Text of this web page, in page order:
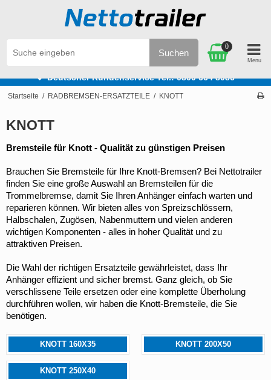
Deutscher Kundenservice Tel.: 0800 664 8086
Suchen
0
Startseite / RADBREMSEN-ERSATZTEILE / KNOTT
KNOTT
Bremsteile für Knott - Qualität zu günstigen Preisen
Brauchen Sie Bremsteile für Ihre Knott-Bremsen? Bei Nettotrailer
finden Sie eine große Auswahl an Bremsteilen für die
Trommelbremse, damit Sie Ihren Anhänger einfach warten und
reparieren können. Wir bieten alles von Spreizschlössern,
Halbschalen, Zugösen, Nabenmuttern und vielen anderen
wichtigen Komponenten - alles in hoher Qualität und zu
attraktiven Preisen.
Die Wahl der richtigen Ersatzteile gewährleistet, dass Ihr
Anhänger effizient und sicher bremst. Ganz gleich, ob Sie
verschlissene Teile ersetzen oder eine komplette Überholung
durchführen wollen, wir haben die Knott-Bremsteile, die Sie
benötigen.
KNOTT 160X35 KNOTT 200X50
KNOTT 250X40